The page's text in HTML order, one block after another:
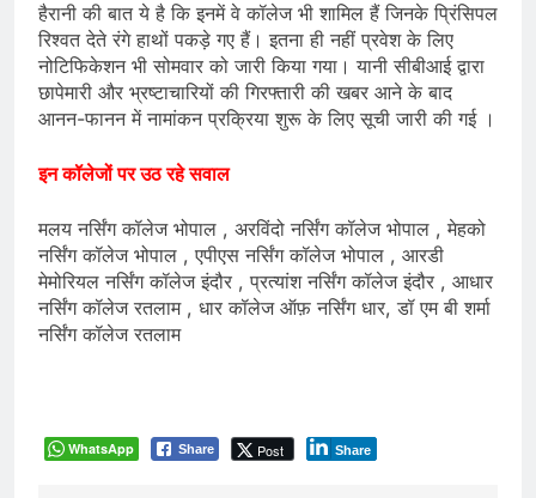
हैरानी की बात ये है कि इनमें वे कॉलेज भी शामिल हैं जिनके प्रिंसिपल
रिश्वत देते रंगे हाथों पकड़े गए हैं। इतना ही नहीं प्रवेश के लिए
नोटिफिकेशन भी सोमवार को जारी किया गया। यानी सीबीआई द्वारा
छापेमारी और भ्रष्टाचारियों की गिरफ्तारी की खबर आने के बाद
आनन-फानन में नामांकन प्रक्रिया शुरू के लिए सूची जारी की गई ।
इन कॉलेजों पर उठ रहे सवाल
मलय नर्सिंग कॉलेज भोपाल , अरविंदो नर्सिंग कॉलेज भोपाल , मेहको
नर्सिंग कॉलेज भोपाल , एपीएस नर्सिंग कॉलेज भोपाल , आरडी
मेमोरियल नर्सिंग कॉलेज इंदौर , प्रत्यांश नर्सिंग कॉलेज इंदौर , आधार
नर्सिंग कॉलेज रतलाम , धार कॉलेज ऑफ़ नर्सिंग धार, डॉ एम बी शर्मा
नर्सिंग कॉलेज रतलाम
WhatsApp Share Post Share